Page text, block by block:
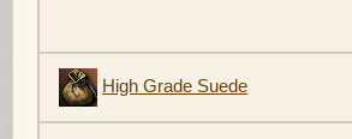
High Grade Suede